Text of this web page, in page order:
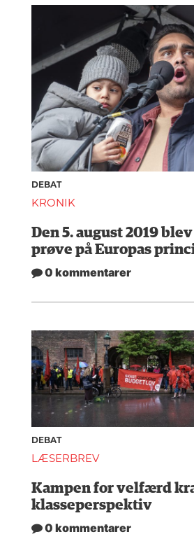
DEBAT
KRONIK
Den 5. august 2019
prøve på Europas
0 kommentarer
DEBAT
LÆSERBREV
Kampen for velfærd
klasseperspektiv
0 kommentarer